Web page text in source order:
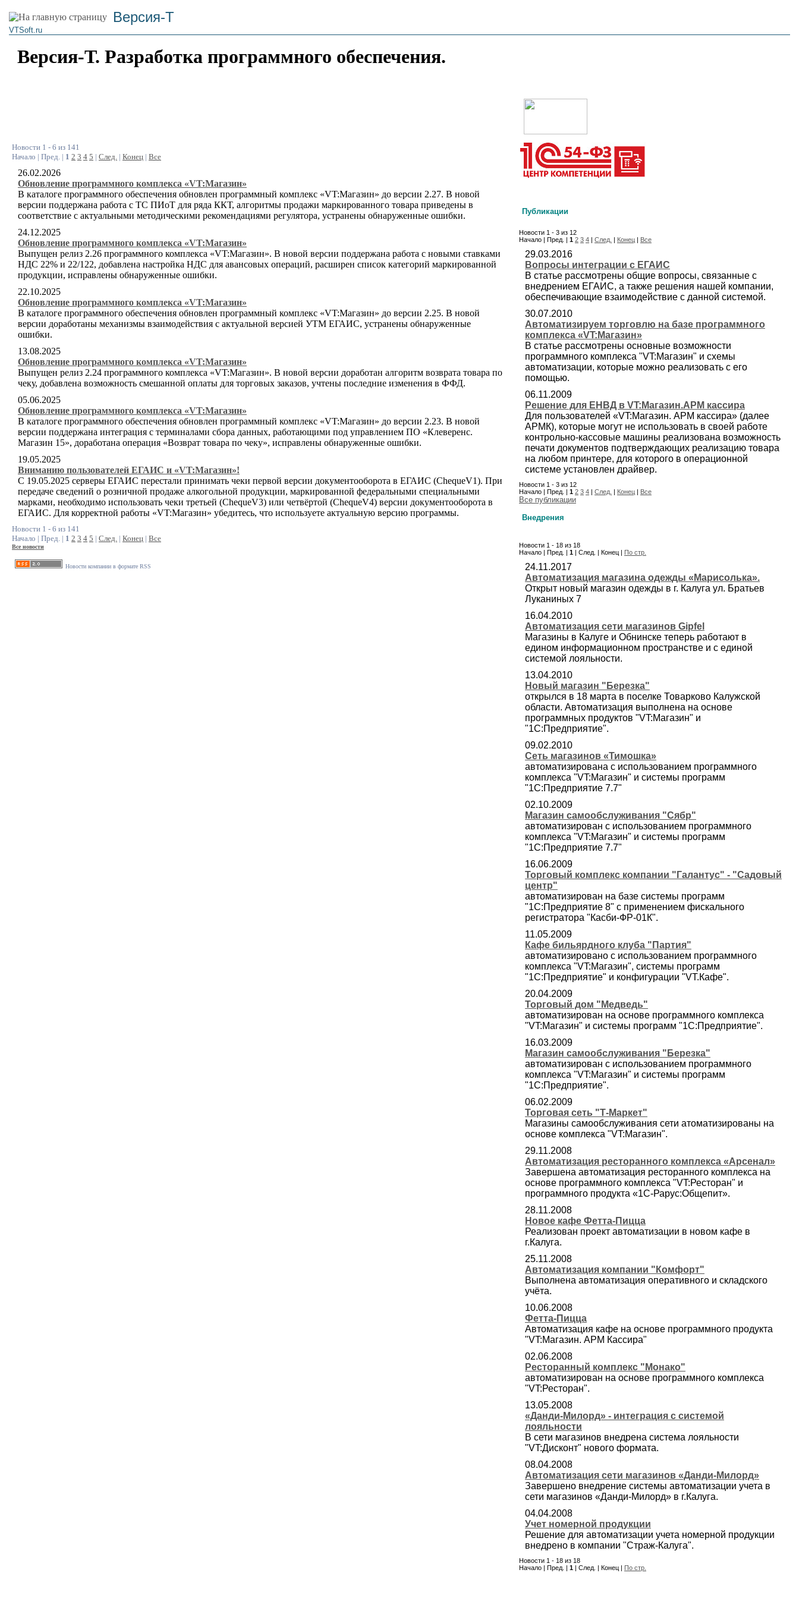
Версия-Т
VTSoft.ru
Версия-Т. Разработка программного обеспечения.
Новости 1 - 6 из 141
Начало | Пред. | 1 2 3 4 5 | След. | Конец | Все
26.02.2026
Обновление программного комплекса «VT:Магазин»
В каталоге программного обеспечения обновлен программный комплекс «VT:Магазин» до версии 2.27. В новой
версии поддержана работа с ТС ПИоТ для ряда ККТ, алгоритмы продажи маркированного товара приведены в
соответствие с актуальными методическими рекомендациями регулятора, устранены обнаруженные ошибки.
24.12.2025
Обновление программного комплекса «VT:Магазин»
Выпущен релиз 2.26 программного комплекса «VT:Магазин». В новой версии поддержана работа с новыми ставками
НДС 22% и 22/122, добавлена настройка НДС для авансовых операций, расширен список категорий маркированной
продукции, исправлены обнаруженные ошибки.
22.10.2025
Обновление программного комплекса «VT:Магазин»
В каталоге программного обеспечения обновлен программный комплекс «VT:Магазин» до версии 2.25. В новой
версии доработаны механизмы взаимодействия с актуальной версией УТМ ЕГАИС, устранены обнаруженные
ошибки.
13.08.2025
Обновление программного комплекса «VT:Магазин»
Выпущен релиз 2.24 программного комплекса «VT:Магазин». В новой версии доработан алгоритм возврата товара по
чеку, добавлена возможность смешанной оплаты для торговых заказов, учтены последние изменения в ФФД.
05.06.2025
Обновление программного комплекса «VT:Магазин»
В каталоге программного обеспечения обновлен программный комплекс «VT:Магазин» до версии 2.23. В новой
версии поддержана интеграция с терминалами сбора данных, работающими под управлением ПО «Клеверенс.
Магазин 15», доработана операция «Возврат товара по чеку», исправлены обнаруженные ошибки.
19.05.2025
Вниманию пользователей ЕГАИС и «VT:Магазин»!
С 19.05.2025 серверы ЕГАИС перестали принимать чеки первой версии документооборота в ЕГАИС (ChequeV1). При
передаче сведений о розничной продаже алкогольной продукции, маркированной федеральными специальными
марками, необходимо использовать чеки третьей (ChequeV3) или четвёртой (ChequeV4) версии документооборота в
ЕГАИС. Для корректной работы «VT:Магазин» убедитесь, что используете актуальную версию программы.
Новости 1 - 6 из 141
Начало | Пред. | 1 2 3 4 5 | След. | Конец | Все
Все новости
Новости компании в формате RSS
Публикации
Новости 1 - 3 из 12
Начало | Пред. | 1 2 3 4 | След. | Конец | Все
29.03.2016
Вопросы интеграции с ЕГАИС
В статье рассмотрены общие вопросы, связанные с
внедрением ЕГАИС, а также решения нашей компании,
обеспечивающие взаимодействие с данной системой.
30.07.2010
Автоматизируем торговлю на базе программного
комплекса «VT:Магазин»
В статье рассмотрены основные возможности
программного комплекса "VT:Магазин" и схемы
автоматизации, которые можно реализовать с его
помощью.
06.11.2009
Решение для ЕНВД в VT:Магазин.АРМ кассира
Для пользователей «VT:Магазин. АРМ кассира» (далее
АРМК), которые могут не использовать в своей работе
контрольно-кассовые машины реализована возможность
печати документов подтверждающих реализацию товара
на любом принтере, для которого в операционной
системе установлен драйвер.
Новости 1 - 3 из 12
Начало | Пред. | 1 2 3 4 | След. | Конец | Все
Все публикации
Внедрения
Новости 1 - 18 из 18
Начало | Пред. | 1 | След. | Конец | По стр.
24.11.2017
Автоматизация магазина одежды «Марисолька».
Открыт новый магазин одежды в г. Калуга ул. Братьев
Луканиных 7
16.04.2010
Автоматизация сети магазинов Gipfel
Магазины в Калуге и Обнинске теперь работают в
едином информационном пространстве и с единой
системой лояльности.
13.04.2010
Новый магазин "Березка"
открылся в 18 марта в поселке Товарково Калужской
области. Автоматизация выполнена на основе
программных продуктов "VT:Магазин" и
"1С:Предприятие".
09.02.2010
Сеть магазинов «Тимошка»
автоматизирована с использованием программного
комплекса "VT:Магазин" и системы программ
"1С:Предприятие 7.7"
02.10.2009
Магазин самообслуживания "Сябр"
автоматизирован с использованием программного
комплекса "VT:Магазин" и системы программ
"1С:Предприятие 7.7"
16.06.2009
Торговый комплекс компании "Галантус" - "Садовый
центр"
автоматизирован на базе системы программ
"1С:Предприятие 8" с применением фискального
регистратора "Касби-ФР-01К".
11.05.2009
Кафе бильярдного клуба "Партия"
автоматизировано с использованием программного
комплекса "VT:Магазин", системы программ
"1С:Предприятие" и конфигурации "VT.Кафе".
20.04.2009
Торговый дом "Медведь"
автоматизирован на основе программного комплекса
"VT:Магазин" и системы программ "1С:Предприятие".
16.03.2009
Магазин самообслуживания "Березка"
автоматизирован с использованием программного
комплекса "VT:Магазин" и системы программ
"1С:Предприятие".
06.02.2009
Торговая сеть "Т-Маркет"
Магазины самообслуживания сети атоматизированы на
основе комплекса "VT:Магазин".
29.11.2008
Автоматизация ресторанного комплекса «Арсенал»
Завершена автоматизация ресторанного комплекса на
основе программного комплекса "VT:Ресторан" и
программного продукта «1С-Рарус:Общепит».
28.11.2008
Новое кафе Фетта-Пицца
Реализован проект автоматизации в новом кафе в
г.Калуга.
25.11.2008
Автоматизация компании "Комфорт"
Выполнена автоматизация оперативного и складского
учёта.
10.06.2008
Фетта-Пицца
Автоматизация кафе на основе программного продукта
"VT:Магазин. АРМ Кассира"
02.06.2008
Ресторанный комплекс "Монако"
автоматизирован на основе программного комплекса
"VT:Ресторан".
13.05.2008
«Данди-Милорд» - интеграция с системой
лояльности
В сети магазинов внедрена система лояльности
"VT:Дисконт" нового формата.
08.04.2008
Автоматизация сети магазинов «Данди-Милорд»
Завершено внедрение системы автоматизации учета в
сети магазинов «Данди-Милорд» в г.Калуга.
04.04.2008
Учет номерной продукции
Решение для автоматизации учета номерной продукции
внедрено в компании "Страж-Калуга".
Новости 1 - 18 из 18
Начало | Пред. | 1 | След. | Конец | По стр.